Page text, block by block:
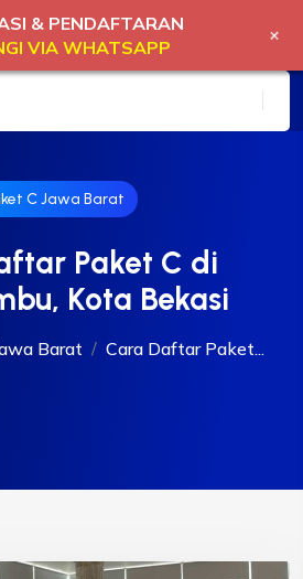
C Jawa Barat
Paket C di
Kota Bekasi
Barat Cara Daftar Paket...
& PENDAFTARAN
VIA WHATSAPP
+